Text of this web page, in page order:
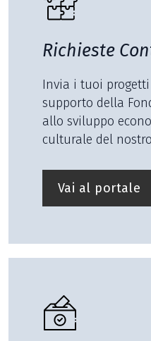
Richieste
Invia i tuoi
supporto della
allo sviluppo
culturale del
Vai al portale